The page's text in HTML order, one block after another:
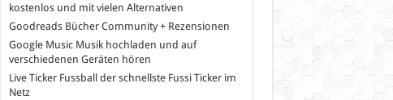
kostenlos und mit vielen Alternativen
GoodreadsBücher Community + Rezensionen
Google MusicMusik hochladen und auf
verschiedenen Geräten hören
Live Ticker Fussball
der schnellste Fussi Ticker im
Netz